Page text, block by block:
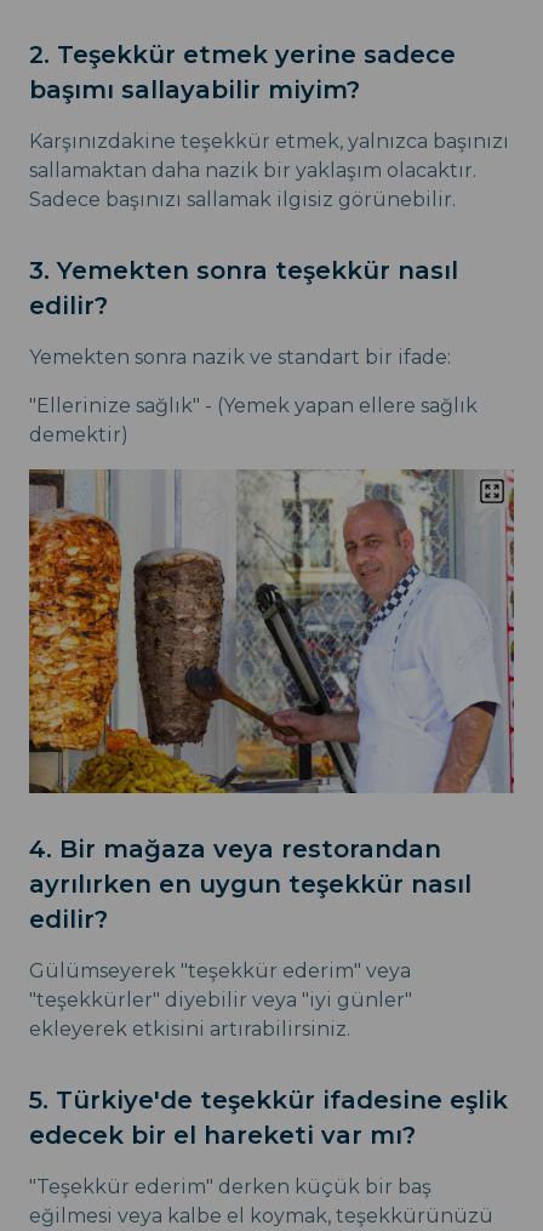
2. Teşekkür etmek yerine sadece
başımı sallayabilir miyim?
Karşınızdakine teşekkür etmek, yalnızca başınızı
sallamaktan daha nazik bir yaklaşım olacaktır.
Sadece başınızı sallamak ilgisiz görünebilir.
3. Yemekten sonra teşekkür nasıl
edilir?
Yemekten sonra nazik ve standart bir ifade:
"Ellerinize sağlık" - (Yemek yapan ellere sağlık
demektir)
4. Bir mağaza veya restorandan
ayrılırken en uygun teşekkür nasıl
edilir?
Gülümseyerek "teşekkür ederim" veya
"teşekkürler" diyebilir veya "iyi günler"
ekleyerek etkisini artırabilirsiniz.
5. Türkiye'de teşekkür ifadesine eşlik
edecek bir el hareketi var mı?
"Teşekkür ederim" derken küçük bir baş
eğilmesi veya kalbe el koymak, teşekkürünüzü